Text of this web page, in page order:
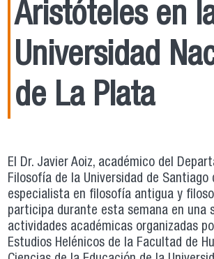
Aristóteles en
Universidad
de La Plata
El Dr. Javier Aoiz, académico del
Filosofía de la Universidad de Santiago
especialista en filosofía antigua y
participa durante esta semana en una
actividades académicas organizadas
Estudios Helénicos de la Facultad de